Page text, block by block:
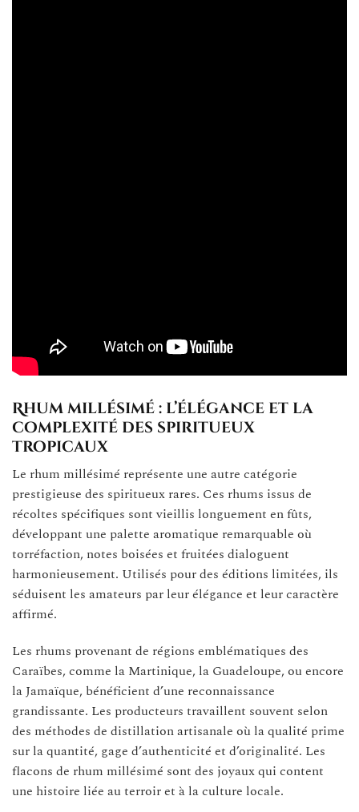
Rhum millésimé : l’élégance et la
complexité des spiritueux
tropicaux
Le rhum millésimé représente une autre catégorie
prestigieuse des spiritueux rares. Ces rhums issus de
récoltes spécifiques sont vieillis longuement en fûts,
développant une palette aromatique remarquable où
torréfaction, notes boisées et fruitées dialoguent
harmonieusement. Utilisés pour des éditions limitées, ils
séduisent les amateurs par leur élégance et leur caractère
affirmé.
Les rhums provenant de régions emblématiques des
Caraïbes, comme la Martinique, la Guadeloupe, ou encore
la Jamaïque, bénéficient d’une reconnaissance
grandissante. Les producteurs travaillent souvent selon
des méthodes de distillation artisanale où la qualité prime
sur la quantité, gage d’authenticité et d’originalité. Les
flacons de rhum millésimé sont des joyaux qui content
une histoire liée au terroir et à la culture locale.